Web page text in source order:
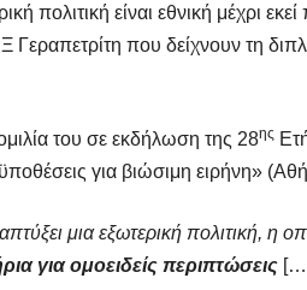
πολιτική είναι εθνική μέχρι
που δείχνουν τη
του σε εκδήλωση της 28ης
για βιώσιμη ειρήνη»
μια εξωτερική πολιτική, η
για ομοειδείς περιπτώσεις